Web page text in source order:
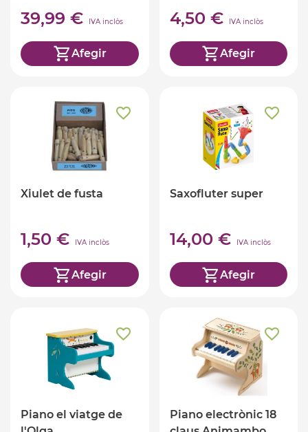
39,99 € IVA inclòs
Afegir
4,50 € IVA inclòs
Afegir
Xiulet de fusta
1,50 € IVA inclòs
Afegir
Saxofluter super
14,00 € IVA inclòs
Afegir
Piano el viatge de
Piano electrònic 18